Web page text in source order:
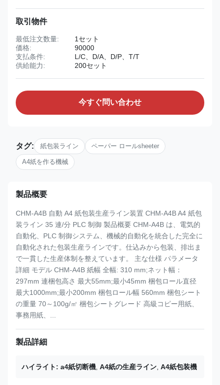
取引物件
最低注文数量:
1セット
価格:
90000
支払条件:
L/C、D/A、D/P、T/T
供給能力:
200セット
今すぐ問い合わせ
タグ: 紙包装ライン ペーパー ロールsheeter
A4紙を作る機械
製品概要
CHM-A4B 自動 A4 紙包装生産ライン装置 CHM-A4B A4 紙包
装ライン 35 連/分 PLC 制御 製品概要 CHM-A4B は、電気的
自動化、PLC 制御システム、機械的自動化を統合した完全に
自動化された包装生産ラインです。仕込みから包装、排出ま
で一貫した生産体制を整えています。 主な仕様 パラメータ
詳細 モデル CHM-A4B 紙幅 全幅: 310 mm;ネット幅：
297mm 連梱包高さ 最大55mm;最小45mm 梱包ロール直径
最大1000mm;最小200mm 梱包ロール幅 560mm 梱包シート
の重量 70～100g/㎡ 梱包シートグレード 高級コピー用紙、
事務用紙、...
製品詳細
ハイライト: a4紙切断機 A4紙の生産ライン A4紙包装機